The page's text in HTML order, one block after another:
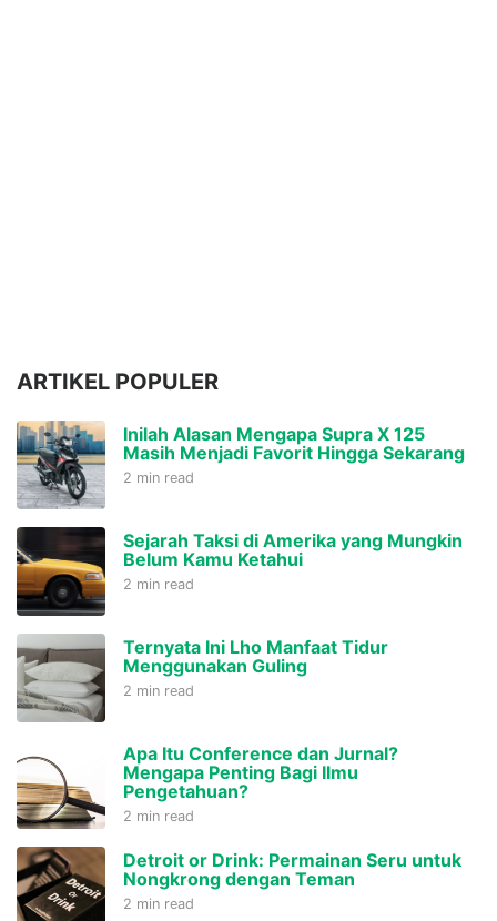
ARTIKEL POPULER
Inilah Alasan Mengapa Supra X 125
Masih Menjadi Favorit Hingga Sekarang
2 min read
Sejarah Taksi di Amerika yang Mungkin
Belum Kamu Ketahui
2 min read
Ternyata Ini Lho Manfaat Tidur
Menggunakan Guling
2 min read
Apa Itu Conference dan Jurnal?
Mengapa Penting Bagi Ilmu
Pengetahuan?
2 min read
Detroit or Drink: Permainan Seru untuk
Nongkrong dengan Teman
2 min read